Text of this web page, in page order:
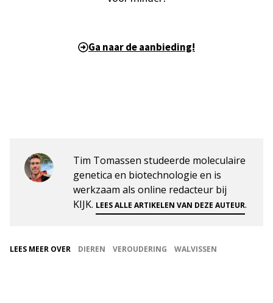
Ga naar de aanbieding!
Tim Tomassen studeerde moleculaire
genetica en biotechnologie en is
werkzaam als online redacteur bij
KIJK. LEES ALLE ARTIKELEN VAN DEZE AUTEUR.
LEES MEER OVER DIEREN VEROUDERING WALVISSEN